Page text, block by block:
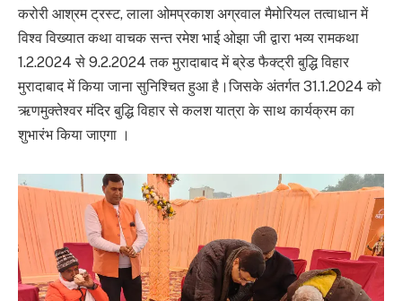
करोरी आश्रम ट्रस्ट, लाला ओमप्रकाश अग्रवाल मैमोरियल तत्वाधान में
विश्व विख्यात कथा वाचक सन्त रमेश भाई ओझा जी द्वारा भव्य रामकथा
1.2.2024 से 9.2.2024 तक मुरादाबाद में ब्रेड फैक्ट्री बुद्धि विहार
मुरादाबाद में किया जाना सुनिश्चित हुआ है।जिसके अंतर्गत 31.1.2024 को
ऋणमुक्तेश्वर मंदिर बुद्धि विहार से कलश यात्रा के साथ कार्यक्रम का
शुभारंभ किया जाएगा ।